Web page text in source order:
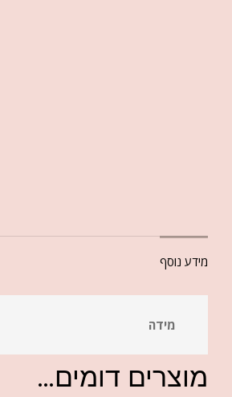
מידע נוסף
מידה
מוצרים דומים...